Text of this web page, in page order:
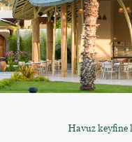
Havuz keyfine